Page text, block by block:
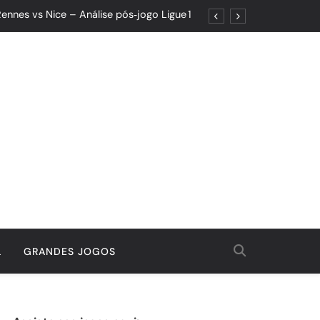
vs Nice – Análise pós‑jogo Ligue 1
o Resultado Esconde o Progresso
Que Nasceu da Garra e do Controle
Um Jogo de Controle e Maturidade
o Resultado Esconde o Progresso
GRANDES JOGOS